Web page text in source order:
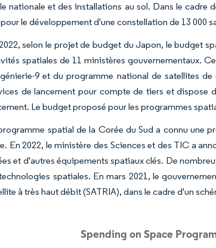
nationale et des installations au sol. Dans le cadre
le développement d'une constellation de 13 000
selon le projet de budget du Japon, le budget
spatiales de 11 ministères gouvernementaux.
9 et du programme national de satellites
de lancement pour compte de tiers et dispose
Le budget proposé pour les programmes
spatial de la Corée du Sud a connu une
En 2022, le ministère des Sciences et des TIC a
et d'autres équipements spatiaux clés. De
spatiales. En mars 2021, le
à très haut débit (SATRIA), dans le cadre d'un